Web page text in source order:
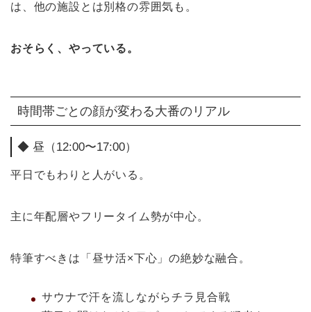
は、他の施設とは別格の雰囲気も。
おそらく、やっている。
時間帯ごとの顔が変わる大番のリアル
◆ 昼（12:00〜17:00）
平日でもわりと人がいる。
主に年配層やフリータイム勢が中心。
特筆すべきは「昼サ活×下心」の絶妙な融合。
サウナで汗を流しながらチラ見合戦